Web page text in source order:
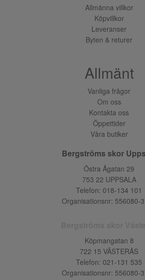
Allmänna villkor
Köpvillkor
Leveranser
Byten & returer
Allmänt
Vanliga frågor
Om oss
Kontakta oss
Öppettider
Våra butiker
Bergströms skor
Östra Ågatan 29
753 22 UPPSALA
Telefon: 018-134 101
Organisationsnr: 556080-
Köpmangatan 8
722 15 VÄSTERÅS
Telefon: 021-131 535
Organisationsnr: 556080-